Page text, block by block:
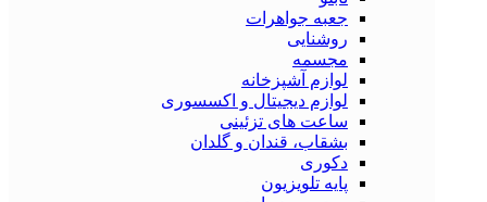
جعبه جواهرات
روشنایی
مجسمه
لوازم آشپزخانه
لوازم دیجیتال و اکسسوری
ساعت های تزئینی
بشقاب، قندان و گلدان
دکوری
پایه تلویزیون